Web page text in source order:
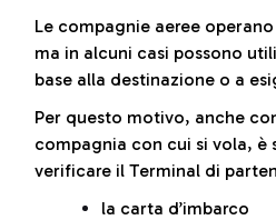
Le compagnie aeree
ma in alcuni casi possono
base alla destinazione o a
Per questo motivo, anche
compagnia con cui si vola, è
verificare il Terminal di
la carta d’imbarco